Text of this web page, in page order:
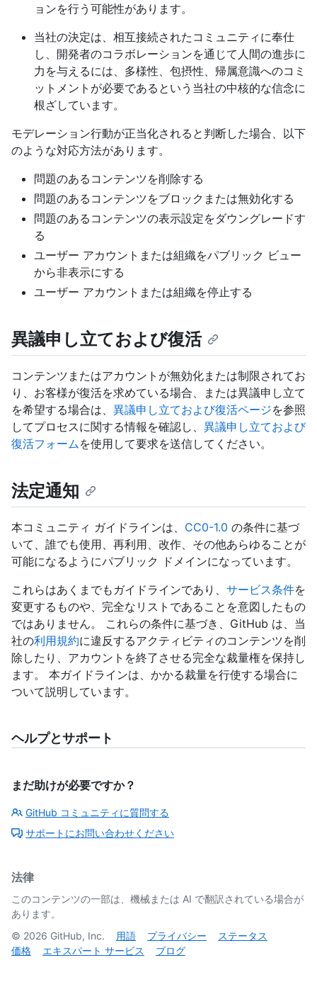
ョンを行う可能性があります。
当社の決定は、相互接続されたコミュニティに奉仕
し、開発者のコラボレーションを通じて人間の進歩に
力を与えるには、多様性、包摂性、帰属意識へのコミ
ットメントが必要であるという当社の中核的な信念に
根ざしています。
モデレーション行動が正当化されると判断した場合、以下
のような対応方法があります。
問題のあるコンテンツを削除する
問題のあるコンテンツをブロックまたは無効化する
問題のあるコンテンツの表示設定をダウングレードす
る
ユーザー アカウントまたは組織をパブリック ビュー
から非表示にする
ユーザー アカウントまたは組織を停止する
異議申し立ておよび復活
コンテンツまたはアカウントが無効化または制限されてお
り、お客様が復活を求めている場合、または異議申し立て
を希望する場合は、 異議申し立ておよび復活ページを参照
してプロセスに関する情報を確認し、 異議申し立ておよび
復活フォーム を使用して要求を送信してください。
法定通知
本コミュニティ ガイドラインは、 CC0-1.0 の条件に基づ
いて、誰でも使用、再利用、改作、その他あらゆることが
可能になるようにパブリック ドメインになっています。
これらはあくまでもガイドラインであり、 サービス条件を
変更するものや、完全なリストであることを意図したもの
ではありません。 これらの条件に基づき、GitHub は、当
社の利用規約に違反するアクティビティのコンテンツを削
除したり、アカウントを終了させる完全な裁量権を保持し
ます。 本ガイドラインは、かかる裁量を行使する場合に
ついて説明しています。
ヘルプとサポート
まだ助けが必要ですか？
GitHub コミュニティに質問する
サポートにお問い合わせください
法律
このコンテンツの一部は、機械または AI で翻訳されている場合が
あります。
© 2026 GitHub, Inc. 用語 プライバシー
ステータス
価格
エキスパート サービス ブログ